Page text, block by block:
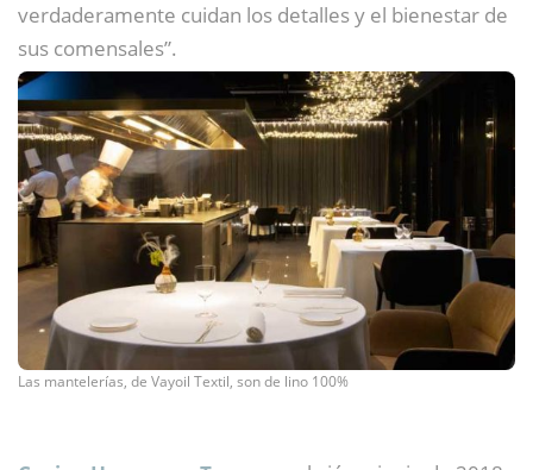
verdaderamente cuidan los detalles y el bienestar de
sus comensales”.
Las mantelerías, de Vayoil Textil, son de lino 100%